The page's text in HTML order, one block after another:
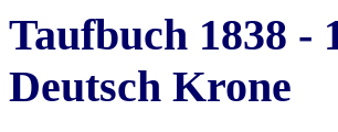
Taufbuch 1838
Deutsch Krone